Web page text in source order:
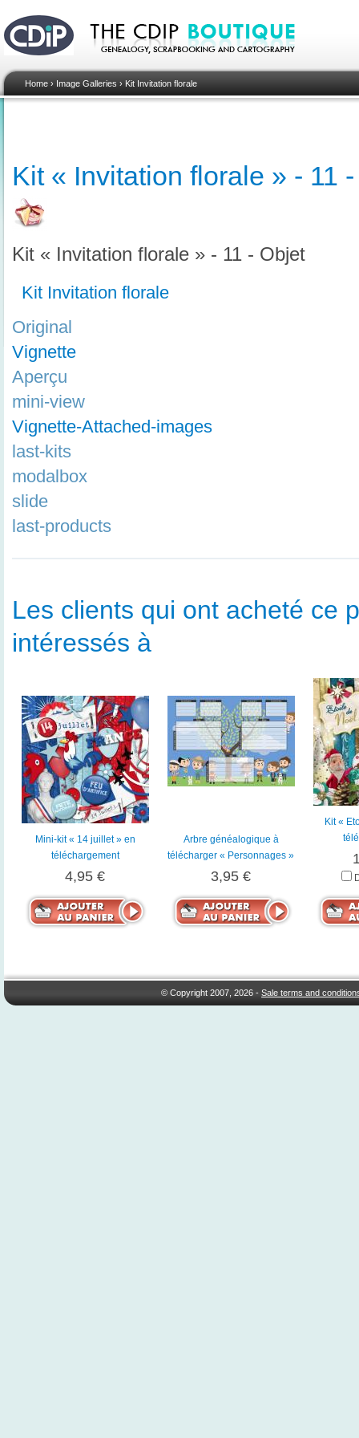
Home › Image Galleries › Kit Invitation florale
Kit « Invitation florale » - 11
Kit « Invitation florale » - 11 - Objet
Kit Invitation florale
Original
Vignette
Aperçu
mini-view
Vignette-Attached-images
last-kits
modalbox
slide
last-products
Les clients qui ont acheté ce
intéressés à
Mini-kit « 14 juillet » en
téléchargement
4,95 €
Arbre généalogique à
télécharger « Personnages »
3,95 €
Kit «
© Copyright 2007, 2026 -Sale terms and